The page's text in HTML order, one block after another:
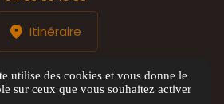
Itinéraire
HORAIRES
jeudi : 8h00 à 17h00
utilise des cookies et vous donne le
sur ceux que vous souhaitez activer